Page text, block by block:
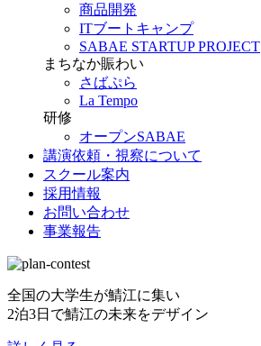
商品開発
ITブートキャンプ
SABAE STARTUP PROJECT
まちなか賑わい
さばぷら
La Tempo
研修
オープンSABAE
講演依頼・視察について
スクール案内
採用情報
お問い合わせ
事業報告
全国の大学生が鯖江に集い
2泊3日で鯖江の未来をデザイン